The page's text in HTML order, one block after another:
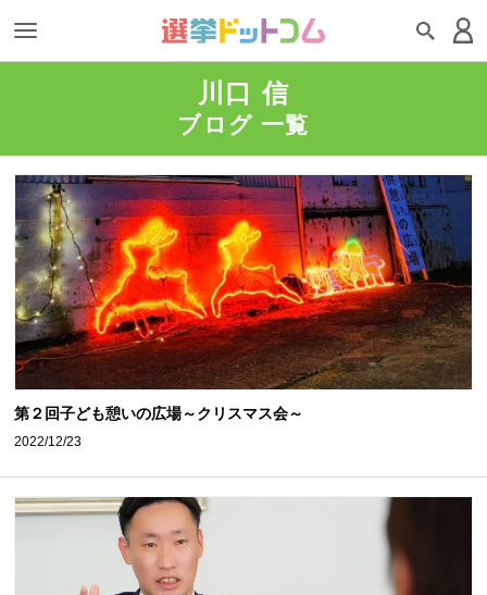
川口 信
ブログ 一覧
第２回子ども憩いの広場～クリスマス会～
2022/12/23